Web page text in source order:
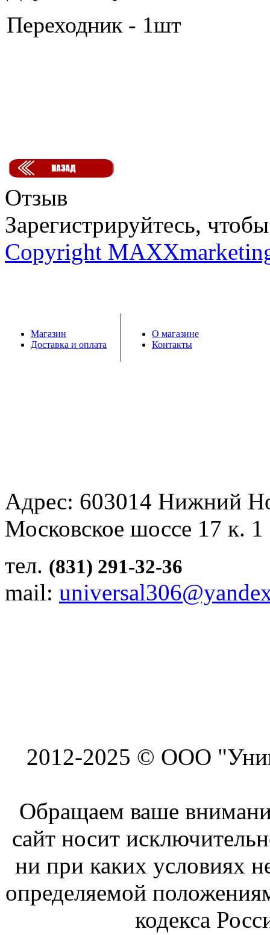
Переходник - 1шт
Отзыв
Зарегистрируйтесь,
Copyright
Магазин
Доставка и оплата
О магазине
Контакты
Адрес: 603014 Нижний
Московское шоссе 17 к.
тел. (831) 291-32-36
mail:
2012-2025 © ООО
Обращаем ваше
сайт носит
ни при каких условиях
определяемой
кодекса